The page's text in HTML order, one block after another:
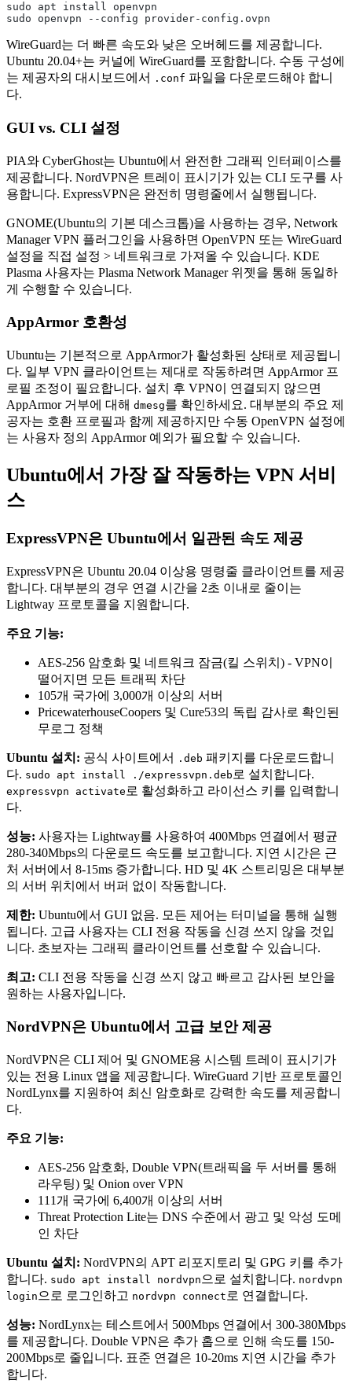
sudo apt install openvpn
sudo openvpn --config provider-config.ovpn
WireGuard는 더 빠른 속도와 낮은 오버헤드를 제공합니다.
Ubuntu 20.04+는 커널에 WireGuard를 포함합니다. 수동 구성에
는 제공자의 대시보드에서
.conf 파일을 다운로드해야 합니
다.
GUI vs. CLI 설정
PIA와 CyberGhost는 Ubuntu에서 완전한 그래픽 인터페이스를
제공합니다. NordVPN은 트레이 표시기가 있는 CLI 도구를 사
용합니다. ExpressVPN은 완전히 명령줄에서 실행됩니다.
GNOME(Ubuntu의 기본 데스크톱)을 사용하는 경우, Network
Manager VPN 플러그인을 사용하면 OpenVPN 또는 WireGuard
설정을 직접 설정 > 네트워크로 가져올 수 있습니다. KDE
Plasma 사용자는 Plasma Network Manager 위젯을 통해 동일하
게 수행할 수 있습니다.
AppArmor 호환성
Ubuntu는 기본적으로 AppArmor가 활성화된 상태로 제공됩니
다. 일부 VPN 클라이언트는 제대로 작동하려면 AppArmor 프
로필 조정이 필요합니다. 설치 후 VPN이 연결되지 않으면
AppArmor 거부에 대해 dmesg를 확인하세요. 대부분의 주요 제
공자는 호환 프로필과 함께 제공하지만 수동 OpenVPN 설정에
는 사용자 정의 AppArmor 예외가 필요할 수 있습니다.
Ubuntu에서 가장 잘 작동하는 VPN 서비
스
ExpressVPN은 Ubuntu에서 일관된 속도 제공
ExpressVPN은 Ubuntu 20.04 이상용 명령줄 클라이언트를 제공
합니다. 대부분의 경우 연결 시간을 2초 이내로 줄이는
Lightway 프로토콜을 지원합니다.
주요 기능:
AES-256 암호화 및 네트워크 잠금(킬 스위치) - VPN이
떨어지면 모든 트래픽 차단
105개 국가에 3,000개 이상의 서버
PricewaterhouseCoopers 및 Cure53의 독립 감사로 확인된
무로그 정책
Ubuntu 설치: 공식 사이트에서 .deb 패키지를 다운로드합니
다. sudo apt install ./expressvpn.deb 로 설치합니다.
expressvpn activate 로 활성화하고 라이선스 키를 입력합니
다.
성능: 사용자는 Lightway를 사용하여 400Mbps 연결에서 평균
280-340Mbps의 다운로드 속도를 보고합니다. 지연 시간은 근
처 서버에서 8-15ms 증가합니다. HD 및 4K 스트리밍은 대부분
의 서버 위치에서 버퍼 없이 작동합니다.
제한: Ubuntu에서 GUI 없음. 모든 제어는 터미널을 통해 실행
됩니다. 고급 사용자는 CLI 전용 작동을 신경 쓰지 않을 것입
니다. 초보자는 그래픽 클라이언트를 선호할 수 있습니다.
최고: CLI 전용 작동을 신경 쓰지 않고 빠르고 감사된 보안을
원하는 사용자입니다.
NordVPN은 Ubuntu에서 고급 보안 제공
NordVPN은 CLI 제어 및 GNOME용 시스템 트레이 표시기가
있는 전용 Linux 앱을 제공합니다. WireGuard 기반 프로토콜인
NordLynx를 지원하여 최신 암호화로 강력한 속도를 제공합니
다.
주요 기능:
AES-256 암호화, Double VPN(트래픽을 두 서버를 통해
라우팅) 및 Onion over VPN
111개 국가에 6,400개 이상의 서버
Threat Protection Lite는 DNS 수준에서 광고 및 악성 도메
인 차단
Ubuntu 설치: NordVPN의 APT 리포지토리 및 GPG 키를 추가
합니다. sudo apt install nordvpn 으로 설치합니다. nordvpn
login 으로 로그인하고 nordvpn connect 로 연결합니다.
성능: NordLynx는 테스트에서 500Mbps 연결에서 300-380Mbps
를 제공합니다. Double VPN은 추가 홉으로 인해 속도를 150-
200Mbps로 줄입니다. 표준 연결은 10-20ms 지연 시간을 추가
합니다.